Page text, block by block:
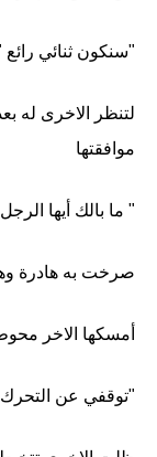
"سنكون ثنائي
لتنظر الاخرى له
موافقتها
" ما بالك أيها
صرخت به هادرة
أمسكها الاخر
"توقفي عن